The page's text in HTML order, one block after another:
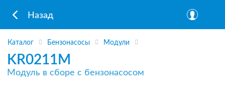
Назад
Каталог Бензонасосы Модули
KR0211M
Модуль в сборе с бензонасосом